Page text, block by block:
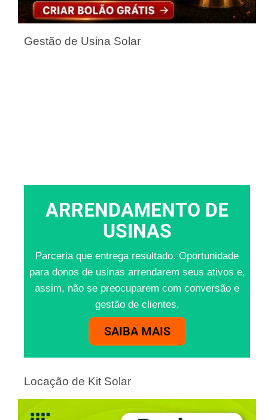
Gestão de Usina Solar
ARRENDAMENTO DE
USINAS
Parceria que entrega resultado. Oportunidade
para donos de usinas arrendarem seus ativos e,
assim, não se preocuparem com conversão e
gestão de clientes.
SAIBA MAIS
Locação de Kit Solar